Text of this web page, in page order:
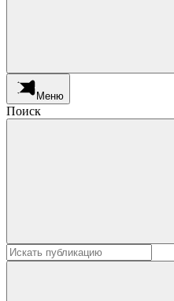
Меню
Поиск